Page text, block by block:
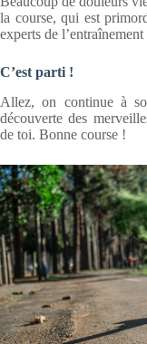
la course, qui est
experts de l’entraînement
C’est parti !
Allez, on continue à
découverte des
de toi. Bonne course !